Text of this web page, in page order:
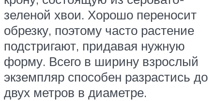
зеленой хвои. Хорошо переносит
обрезку, поэтому часто растение
подстригают, придавая нужную
форму. Всего в ширину взрослый
экземпляр способен разрастись до
двух метров в диаметре.